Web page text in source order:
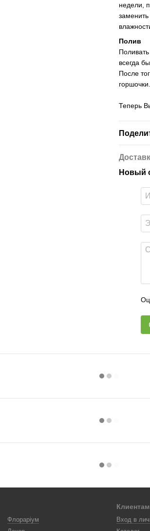
недели,
Полив
всегда
После
Теперь
Новый
Флораріум
Клиентам
Вход в